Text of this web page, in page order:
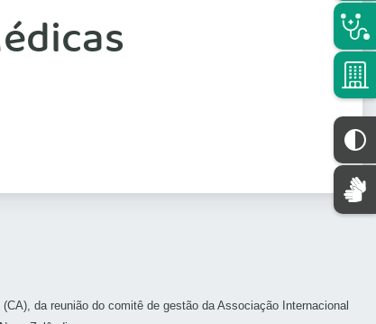
da reunião do comitê de gestão da Associação Internacional